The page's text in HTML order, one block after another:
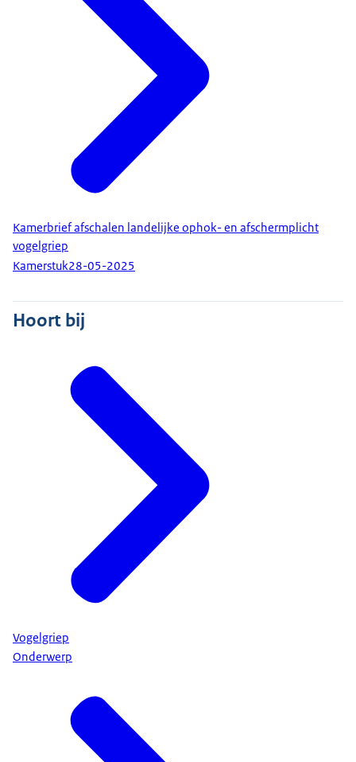
Kamerbrief afschalen landelijke ophok- en afschermplicht
vogelgriep
Kamerstuk28-05-2025
Hoort bij
Vogelgriep
Onderwerp